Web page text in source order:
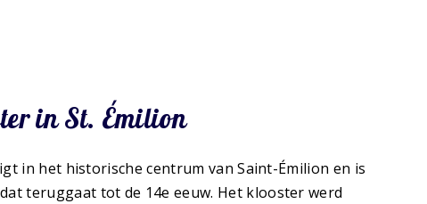
in St. Émilion
in het historische centrum van Saint-Émilion en is
teruggaat tot de 14e eeuw. Het klooster werd